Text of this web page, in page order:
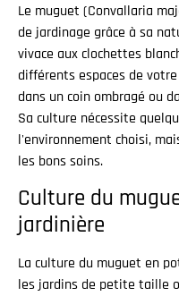
Le muguet (Convallaria
de jardinage grâce à sa
vivace aux clochettes
différents espaces de
dans un coin ombragé ou
Sa culture nécessite
l'environnement choisi,
les bons soins.
Culture du
jardinière
La culture du muguet en
les jardins de petite taille